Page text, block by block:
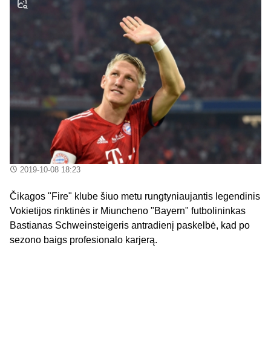
2019-10-08 18:23
Čikagos "Fire" klube šiuo metu rungtyniaujantis legendinis
Vokietijos rinktinės ir Miuncheno "Bayern" futbolininkas
Bastianas Schweinsteigeris antradienį paskelbė, kad po
sezono baigs profesionalo karjerą.